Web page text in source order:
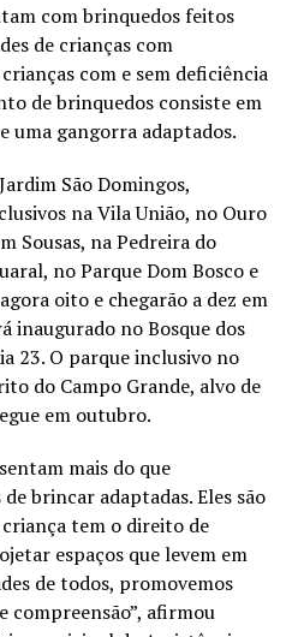
com brinquedos feitos
de crianças com
com e sem deficiência
de brinquedos consiste em
uma gangorra adaptados.
São Domingos,
na Vila União, no Ouro
Sousas, na Pedreira do
no Parque Dom Bosco e
oito e chegarão a dez em
inaugurado no Bosque dos
23. O parque inclusivo no
do Campo Grande, alvo de
em outubro.
mais do que
brincar adaptadas. Eles são
tem o direito de
espaços que levem em
de todos, promovemos
compreensão”, afirmou